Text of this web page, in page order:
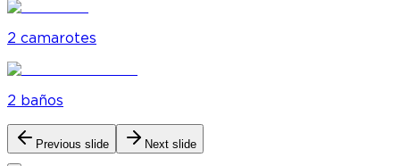
2 camarotes
2 baños
Previous slide Next slide